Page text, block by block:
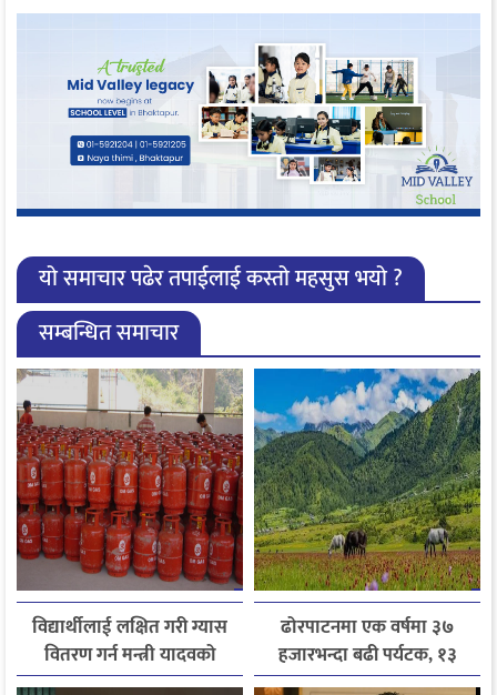
यो समाचार पढेर तपाईलाई कस्तो महसुस भयो ?
सम्बन्धित समाचार
विद्यार्थीलाई लक्षित गरी ग्यास
वितरण गर्न मन्त्री यादवको
निर्देशन
ढोरपाटनमा एक वर्षमा ३७
हजारभन्दा बढी पर्यटक, १३
हजारले बढ्यो आगमन